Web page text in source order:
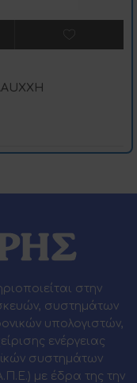
στην
συστημάτων
υπολογιστών,
ενέργειας
συστημάτων
με έδρα της την